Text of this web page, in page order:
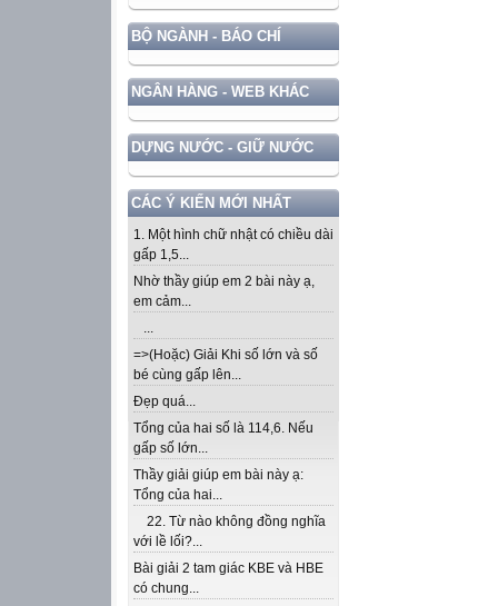
BỘ NGÀNH - BÁO CHÍ
NGÂN HÀNG - WEB KHÁC
DỰNG NƯỚC - GIỮ NƯỚC
CÁC Ý KIẾN MỚI NHẤT
1. Một hình chữ nhật có chiều dài
gấp 1,5...
Nhờ thầy giúp em 2 bài này ạ,
em cảm...
...
=>(Hoặc) Giải Khi số lớn và số
bé cùng gấp lên...
Đẹp quá...
Tổng của hai số là 114,6. Nếu
gấp số lớn...
Thầy giải giúp em bài này ạ:
Tổng của hai...
22. Từ nào không đồng nghĩa
với lề lối?...
Bài giải 2 tam giác KBE và HBE
có chung...